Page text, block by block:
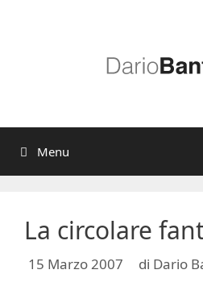
Menu
La circolare
15 Marzo 2007 di Dario